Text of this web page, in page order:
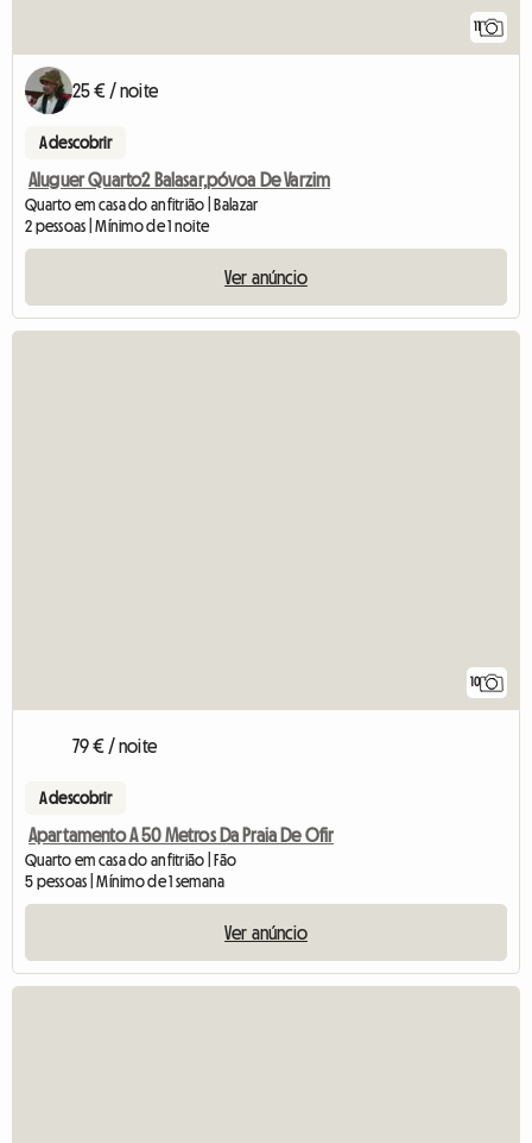
11
25 € / noite
A descobrir
Aluguer Quarto2 Balasar,póvoa De Varzim
Quarto em casa do anfitrião | Balazar
2 pessoas | Mínimo de 1 noite
Ver anúncio
10
79 € / noite
A descobrir
Apartamento A 50 Metros Da Praia De Ofir
Quarto em casa do anfitrião | Fão
5 pessoas | Mínimo de 1 semana
Ver anúncio